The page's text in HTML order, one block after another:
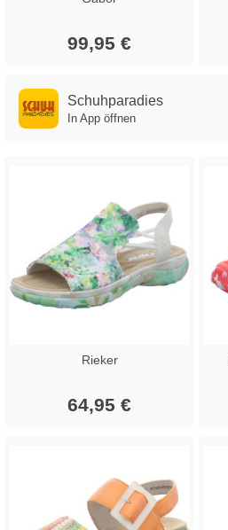
99,95 €
Schuhparadies
In App öffnen
Rieker
64,95 €